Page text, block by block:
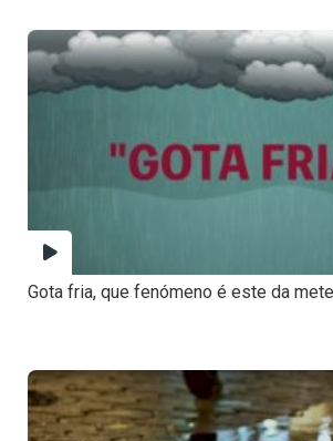
Gota fria, que fenómeno é este da